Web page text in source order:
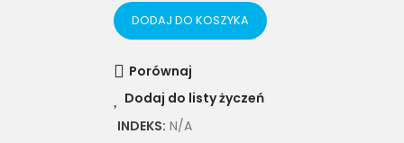
DODAJ DO KOSZYKA
Porównaj
Dodaj do listy życzeń
INDEKS: N/A